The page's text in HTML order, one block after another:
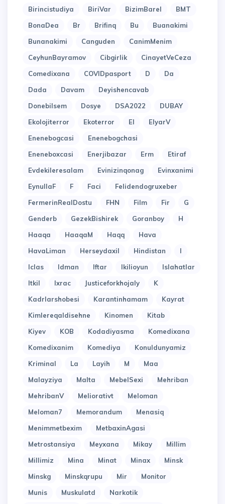
Birincistudiya BiriVar BizimBarel
BMT
BonaDea
Br Brifinq Bu
Buanakimi
Bunanakimi
Canguden
CanimMenim
CeyhunBayramov
Cibgirlik
CinayetVeCeza
Comedixana
COVIDpasport D
Da
Dada
Davam
Deyishencavab
Donebilsem
Dosye DSA2022
DUBAY
Ekolojiterror
Ekoterror El
ElyarV
Enenebogcasi
Enenebogchasi
Eneneboxcasi
Enerjibazar Erm
Etiraf
Evdekileresalam
Evinizinqonag
Evinxanimi
EynullaF
F Faci
Felidendogruxeber
FermerinRealDostu
FHN Film Fir
G
Genderb
GezekBishirek Goranboy
H
Haaqa
HaaqaM Haqq
Hava
HavaLiman
Herseydaxil Hindistan
I
Iclas
Idman Iftar Ikilioyun
Islahatlar
Itkil
Ixrac Justiceforkhojaly
K
Kadrlarshobesi
Karantinhamam
Kayrat
Kimlereqaldisehne
Kinomen
Kitab
Kiyev
KOB Kodadiyasma
Komedixana
Komedixanim
Komediya
Konuldunyamiz
Kriminal
La Layih M
Maa
Malayziya
Malta MebelSexi
Mehriban
MehribanV
Meliorativt
Meloman
Meloman7
Memorandum
Menasiq
Menimmetbexim
MetbaxinAgasi
Metrostansiya
Meyxana Mikay
Millim
Millimiz
Mina Minat Minax
Minsk
Minskg
Minskqrupu Mir
Monitor
Munis
Muskulatd
Narkotik